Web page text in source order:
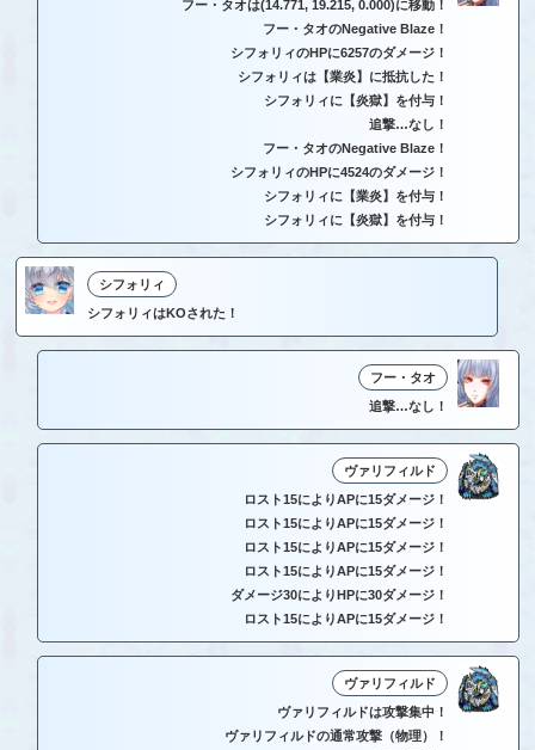
フー・タオは(14.771, 19.215, 0.000)に移動！
フー・タオのNegative Blaze！
シフォリィのHPに6257のダメージ！
シフォリィは【業炎】に抵抗した！
シフォリィに【炎獄】を付与！
追撃…なし！
フー・タオのNegative Blaze！
シフォリィのHPに4524のダメージ！
シフォリィに【業炎】を付与！
シフォリィに【炎獄】を付与！
シフォリィ
シフォリィはKOされた！
フー・タオ
追撃…なし！
ヴァリフィルド
ロスト15によりAPに15ダメージ！
ロスト15によりAPに15ダメージ！
ロスト15によりAPに15ダメージ！
ロスト15によりAPに15ダメージ！
ダメージ30によりHPに30ダメージ！
ロスト15によりAPに15ダメージ！
ヴァリフィルド
ヴァリフィルドは攻撃集中！
ヴァリフィルドの通常攻撃（物理）！